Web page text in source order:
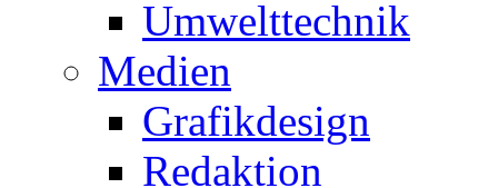
Umwelttechnik
Medien
Grafikdesign
Redaktion